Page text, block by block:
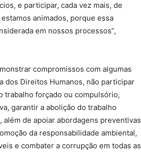
e participar, cada vez mais, de
animados, porque essa
em nossos processos”,
compromissos com algumas
dos Direitos Humanos, não participar
trabalho forçado ou compulsório,
garantir a abolição do trabalho
de apoiar abordagens preventivas
da responsabilidade ambiental,
e combater a corrupção em todas as